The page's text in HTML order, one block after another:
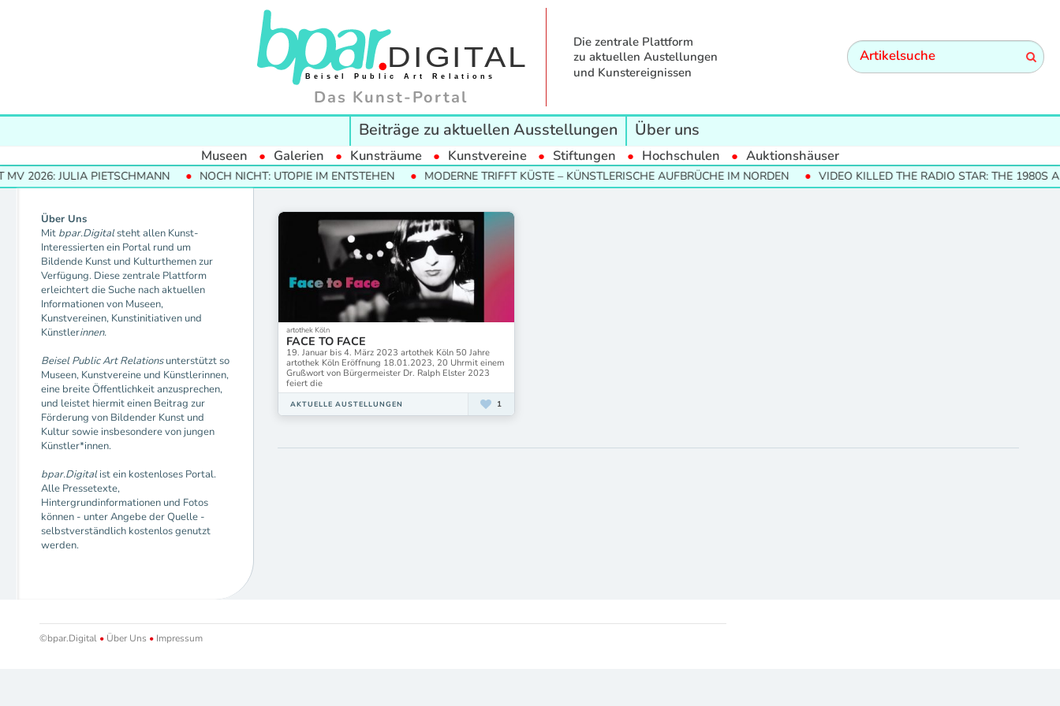
Das Kunst-Portal
Die zentrale Plattform
zu aktuellen Austellungen
und Kunstereignissen
Beiträge zu aktuellen Ausstellungen Über uns
Museen Galerien Kunsträume Kunstvereine Stiftungen Hochschulen Auktionshäuser
2026: JULIA PIETSCHMANN NOCH NICHT: UTOPIE IM ENTSTEHEN MODERNE TRIFFT KÜSTE – KÜNSTLERISCHE AUFBRÜCHE IM NORDEN VIDEO KILLED THE RADIO STAR: THE 1980S
Über Uns
Mit bpar.Digitalsteht allen Kunst-
Interessierten ein Portal rund um
Bildende Kunst und Kulturthemen zur
Verfügung. Diese zentrale Plattform
erleichtert die Suche nach aktuellen
Informationen von Museen,
Kunstvereinen, Kunstinitiativen und
Künstlerinnen.
Beisel Public Art Relationsunterstützt so
Museen, Kunstvereine und Künstlerinnen,
eine breite Öffentlichkeit anzusprechen,
und leistet hiermit einen Beitrag zur
Förderung von Bildender Kunst und
Kultur sowie insbesondere von jungen
Künstler*innen.
bpar.Digitalist ein kostenloses Portal.
Alle Pressetexte,
Hintergrundinformationen und Fotos
können - unter Angebe der Quelle -
selbstverständlich kostenlos genutzt
werden.
artothek Köln
FACE TO FACE
19. Januar bis 4. März 2023 artothek Köln 50 Jahre
artothek Köln Eröffnung 18.01.2023, 20 Uhrmit einem
Grußwort von Bürgermeister Dr. Ralph Elster 2023
feiert die
AKTUELLE AUSTELLUNGEN 1
©bpar.Digital • Über Uns • Impressum